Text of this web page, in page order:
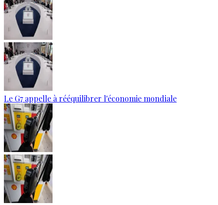
Le G7 appelle à rééquilibrer l'économie mondiale